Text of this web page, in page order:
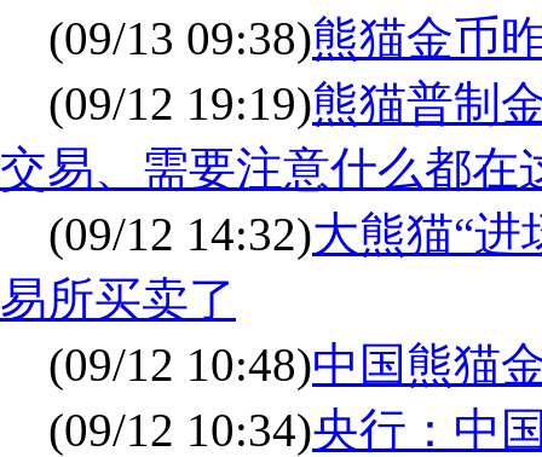
(09/13 09:38)熊猫金币
(09/12 19:19)熊猫普制
交易、需要注意什么都在
(09/12 14:32)大熊猫“进
易所买卖了
(09/12 10:48)中国熊猫
(09/12 10:34)央行：中